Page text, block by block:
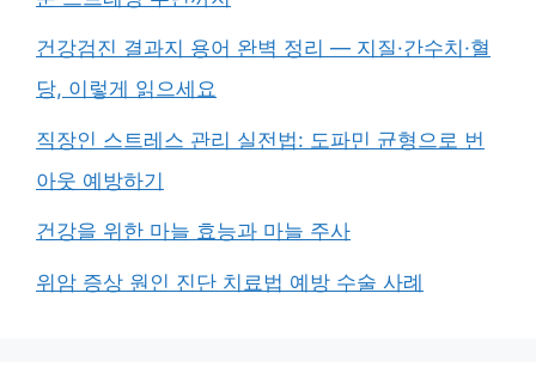
건강검진 결과지 용어 완벽 정리 — 지질·간수치·혈
당, 이렇게 읽으세요
직장인 스트레스 관리 실전법: 도파민 균형으로 번
아웃 예방하기
건강을 위한 마늘 효능과 마늘 주사
위암 증상 원인 진단 치료법 예방 수술 사례